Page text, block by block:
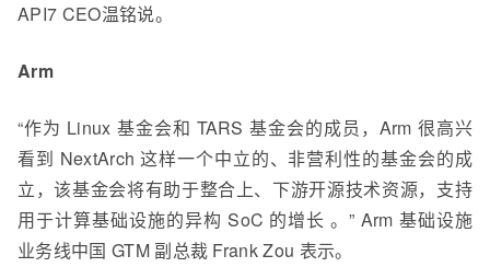
API7 CEO温铭说。
Arm
“作为 Linux 基金会和 TARS 基金会的成员，Arm 很高兴
看到 NextArch 这样一个中立的、非营利性的基金会的成
立，该基金会将有助于整合上、下游开源技术资源，支持
用于计算基础设施的异构 SoC 的增长 。” Arm 基础设施
业务线中国 GTM 副总裁 Frank Zou 表示。